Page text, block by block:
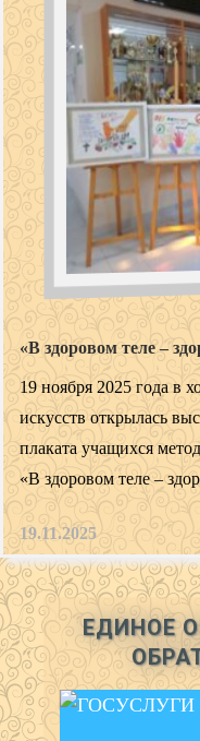
«В здоровом теле –
19 ноября 2025 года в
искусств открылась
плаката учащихся
«В здоровом теле –
19.11.2025
ЕДИНОЕ